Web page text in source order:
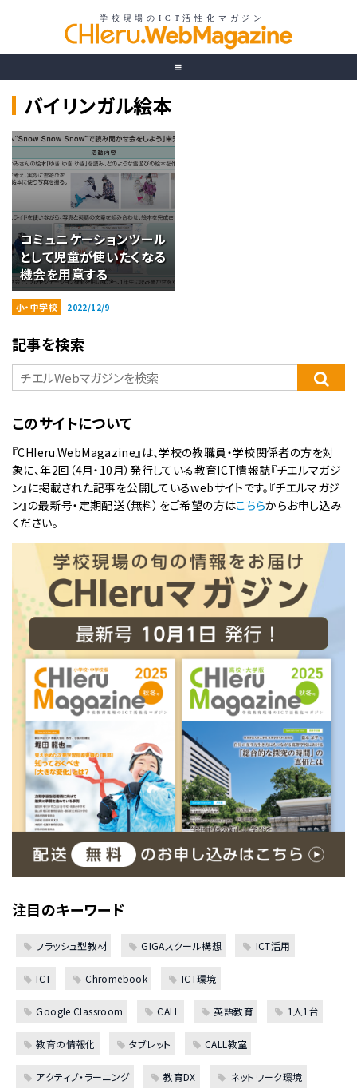
バイリンガル絵本
コミュニケーションツール
として児童が使いたくなる
機会を用意する
小・中学校 2022/12/9
記事を検索
このサイトについて
『CHIeru.WebMagazine』は、学校の教職員・学校関係者の方を対
象に、年2回（4月・10月）発行している教育ICT情報誌『チエルマガジ
ン』に掲載された記事を公開しているwebサイトです。『チエルマガジ
ン』の最新号・定期配送（無料）をご希望の方はこちらからお申し込み
ください。
注目のキーワード
フラッシュ型教材 GIGAスクール構想 ICT活用
ICT Chromebook ICT環境
Google Classroom CALL 英語教育 1人1台
教育の情報化 タブレット CALL教室
アクティブ・ラーニング 教育DX ネットワーク環境